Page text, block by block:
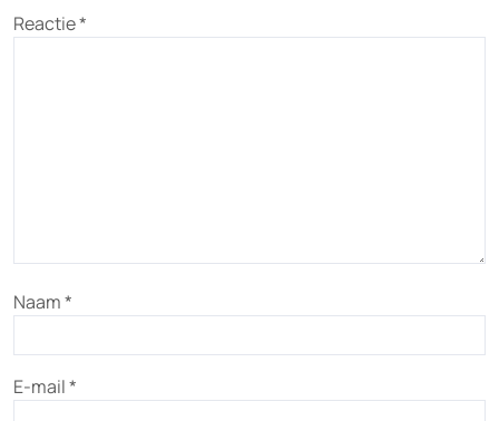
Reactie*
Naam*
E-mail*